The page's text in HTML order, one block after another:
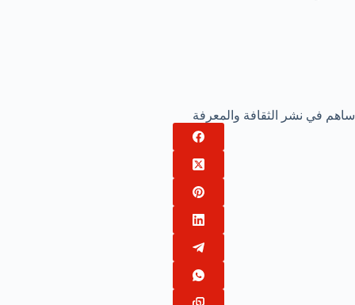
ساهم في نشر الثقافة والمعرفة